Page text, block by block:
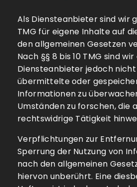
Als Diensteanbieter sind wir
TMG für eigene Inhalte auf
den allgemeinen Gesetzen
Nach §§ 8 bis 10 TMG sind wir
Diensteanbieter jedoch
übermittelte oder
Informationen zu
Umständen zu forschen, die
rechtswidrige Tätigkeit
Verpflichtungen zur
Sperrung der Nutzung von
nach den allgemeinen
hiervon unberührt. Eine